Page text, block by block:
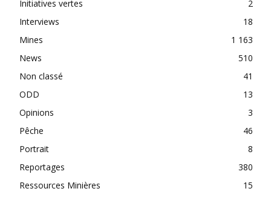
Initiatives vertes
2
Interviews
18
Mines
1 163
News
510
Non classé
41
ODD
13
Opinions
3
Pêche
46
Portrait
8
Reportages
380
Ressources Minières
15